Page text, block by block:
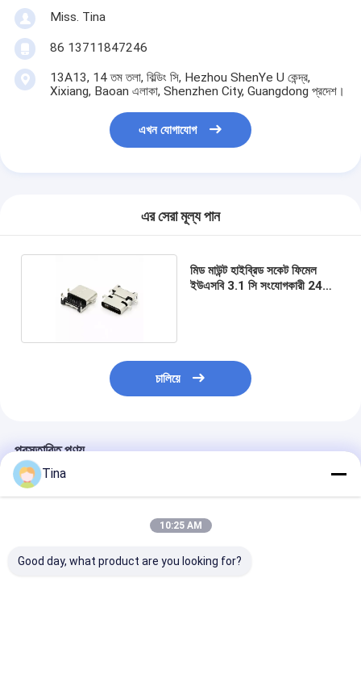
Miss. Tina
86 13711847246
13A13, 14 তম তলা, বিল্ডিং সি, Hezhou ShenYe U কেন্দ্র,
Xixiang, Baoan এলাকা, Shenzhen City, Guangdong প্রদেশ।
এখন যোগাযোগ
এর সেরা মূল্য পান
মিড মাউন্ট হাইব্রিড সকেট ফিমেল
ইউএসবি 3.1 সি সংযোগকারী 24পিন
চালিয়ে
প্রস্তাবিত পণ্য
Tina
10:25 AM
Good day, what product are you looking for?